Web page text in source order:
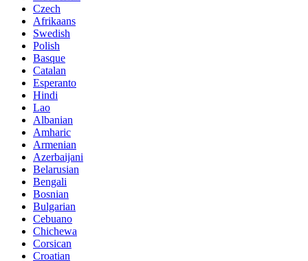
Czech
Afrikaans
Swedish
Polish
Basque
Catalan
Esperanto
Hindi
Lao
Albanian
Amharic
Armenian
Azerbaijani
Belarusian
Bengali
Bosnian
Bulgarian
Cebuano
Chichewa
Corsican
Croatian